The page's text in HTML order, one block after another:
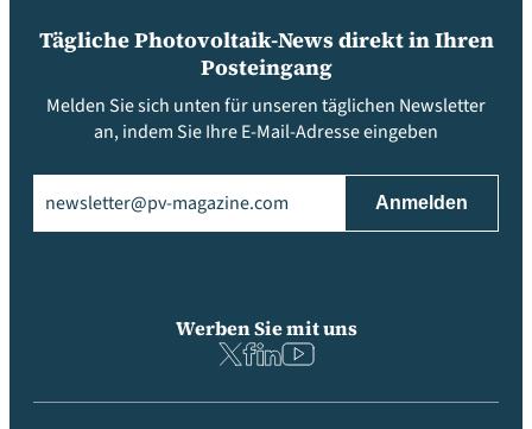
Tägliche Photovoltaik-News direkt in Ihren
Posteingang
Melden Sie sich unten für unseren täglichen Newsletter
an, indem Sie Ihre E-Mail-Adresse eingeben
Werben Sie mit uns